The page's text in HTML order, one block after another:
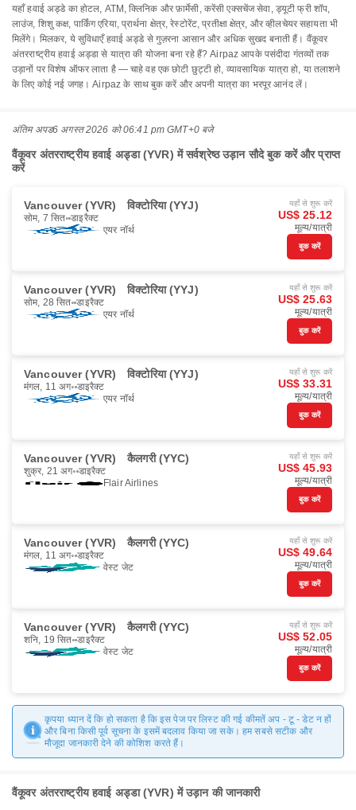
यहाँ हवाई अड्डे का होटल, ATM, क्लिनिक और फ़ार्मेसी, करेंसी एक्सचेंज सेवा, ड्यूटी फ्री शॉप,
लाउंज, शिशु कक्ष, पार्किंग एरिया, प्रार्थना क्षेत्र, रेस्टोरेंट, प्रतीक्षा क्षेत्र, और व्हीलचेयर सहायता भी
मिलेंगे। मिलकर, ये सुविधाएँ हवाई अड्डे से गुज़रना आसान और अधिक सुखद बनाती हैं। वैंकूवर
अंतरराष्ट्रीय हवाई अड्डा से यात्रा की योजना बना रहे हैं? Airpaz आपके पसंदीदा गंतव्यों तक
उड़ानों पर विशेष ऑफर लाता है — चाहे वह एक छोटी छुट्टी हो, व्यावसायिक यात्रा हो, या तलाशने
के लिए कोई नई जगह। Airpaz के साथ बुक करें और अपनी यात्रा का भरपूर आनंद लें।
अंतिम अपड6 अगस्त 2026 को 06:41 pm GMT+0 बजे
वैंकूवर अंतरराष्ट्रीय हवाई अड्डा (YVR) में सर्वश्रेष्ठ उड़ान सौदे बुक करें और प्राप्त
करें
Vancouver (YVR) विक्टोरिया (YYJ)
सोम, 7 सित॰ डाइरैक्ट
एयर नॉर्थ
यहाँ से शुरू करें
US$ 25.12
मूल्य/यात्री
बुक करें
Vancouver (YVR) विक्टोरिया (YYJ)
सोम, 28 सित॰ डाइरैक्ट
एयर नॉर्थ
यहाँ से शुरू करें
US$ 25.63
मूल्य/यात्री
बुक करें
Vancouver (YVR) विक्टोरिया (YYJ)
मंगल, 11 अग॰ डाइरैक्ट
एयर नॉर्थ
यहाँ से शुरू करें
US$ 33.31
मूल्य/यात्री
बुक करें
Vancouver (YVR) कैलगरी (YYC)
शुक्र, 21 अग॰ डाइरैक्ट
Flair Airlines
यहाँ से शुरू करें
US$ 45.93
मूल्य/यात्री
बुक करें
Vancouver (YVR) कैलगरी (YYC)
मंगल, 11 अग॰ डाइरैक्ट
वेस्ट जेट
यहाँ से शुरू करें
US$ 49.64
मूल्य/यात्री
बुक करें
Vancouver (YVR) कैलगरी (YYC)
शनि, 19 सित॰ डाइरैक्ट
वेस्ट जेट
यहाँ से शुरू करें
US$ 52.05
मूल्य/यात्री
बुक करें
कृपया ध्यान दें कि हो सकता है कि इस पेज पर लिस्ट की गई कीमतें अप - टू - डेट न हों
और बिना किसी पूर्व सूचना के इसमें बदलाव किया जा सके। हम सबसे सटीक और
मौजूदा जानकारी देने की कोशिश करते हैं।
वैंकूवर अंतरराष्ट्रीय हवाई अड्डा (YVR) में उड़ान की जानकारी